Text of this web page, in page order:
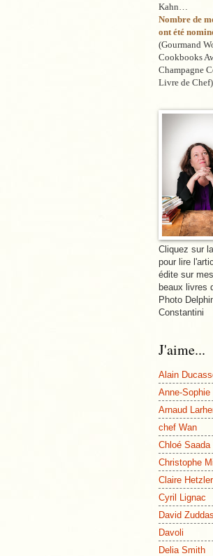
Kahn…
Nombre de
ont été
(Gourmand
Cookbooks
Champagne
Livre de
Cliquez sur
pour lire
édite sur
beaux livres
Photo
Constantini
J'aime...
Alain
Anne-Sophie
Arnaud
chef Wan
Chloé Saada
Christophe
Claire Hetzler
Cyril Lignac
David Zuddas
Davoli
Delia Smith